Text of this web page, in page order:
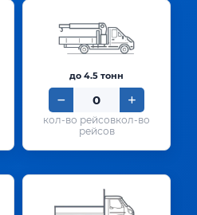
до 4.5 тонн
кол-во
рейсов